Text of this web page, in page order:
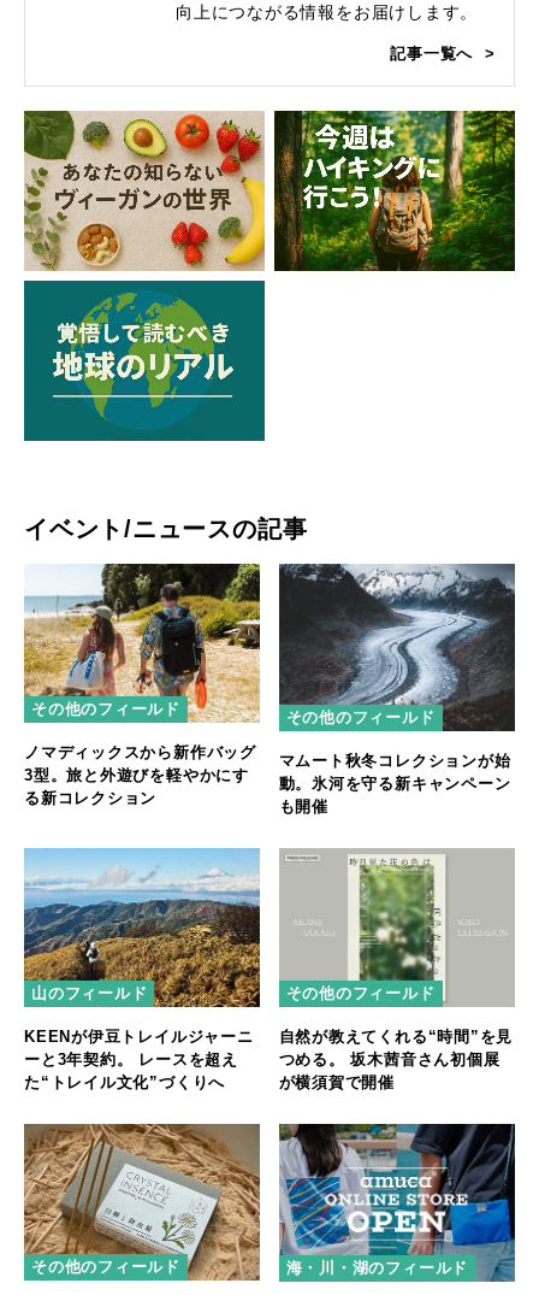
向上につながる情報をお届けします。
記事一覧へ
イベント/ニュースの記事
その他のフィールド
ノマディックスから新作バッグ
3型。旅と外遊びを軽やかにす
る新コレクション
その他のフィールド
マムート秋冬コレクションが始
動。氷河を守る新キャンペーン
も開催
山のフィールド
KEENが伊豆トレイルジャーニ
ーと3年契約。 レースを超え
た“トレイル文化”づくりへ
その他のフィールド
自然が教えてくれる“時間”を見
つめる。 坂木茜音さん初個展
が横須賀で開催
その他のフィールド 海・川・湖のフィールド